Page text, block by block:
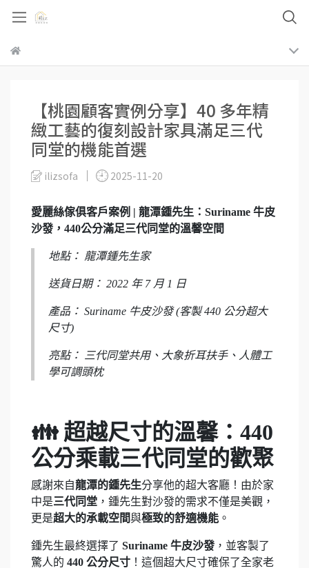
【桃園顧客實例分享】40 多年精
緻工藝的復刻設計家具滿足三代
同堂的機能首選
ilizsofa 2025-11-20
愛麗絲傢俱客戶案例 | 龍潭鍾先生：Suriname 牛皮
沙發，440公分滿足三代同堂的溫馨空間
地點： 龍潭鍾先生家
送貨日期： 2022 年 7 月 1 日
產品： Suriname 牛皮沙發 (客製 440 公分超大
尺寸)
亮點： 三代同堂共用、大象折耳扶手、人體工
學可調頭枕
👪 超越尺寸的溫馨：440
公分乘載三代同堂的歡聚
感謝來自龍潭的鍾先生分享他的超大客廳！由於家
中是三代同堂 ，鍾先生對沙發的需求不僅是美觀，
更是超大的承載空間與極致的舒適機能 。
鍾先生最終選擇了 Suriname 牛皮沙發 ，並客製了
驚人的 440 公分尺寸 ！這個超大尺寸確保了全家老